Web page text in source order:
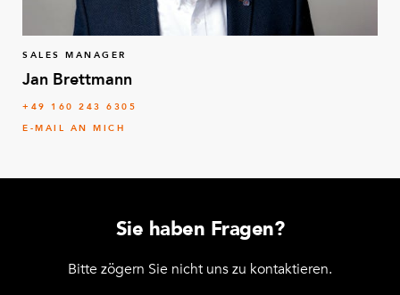
SALES MANAGER
Jan Brettmann
+49 160 243 6305
E-MAIL AN MICH
Sie haben Fragen?
Bitte zögern Sie nicht uns zu kontaktieren.